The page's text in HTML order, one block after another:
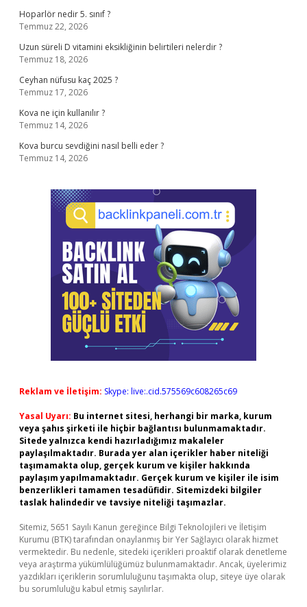
Hoparlör nedir 5. sınıf ?
Temmuz 22, 2026
Uzun süreli D vitamini eksikliğinin belirtileri nelerdir ?
Temmuz 18, 2026
Ceyhan nüfusu kaç 2025 ?
Temmuz 17, 2026
Kova ne için kullanılır ?
Temmuz 14, 2026
Kova burcu sevdiğini nasıl belli eder ?
Temmuz 14, 2026
Reklam ve İletişim: Skype: live:.cid.575569c608265c69
Yasal Uyarı: Bu internet sitesi, herhangi bir marka, kurum
veya şahıs şirketi ile hiçbir bağlantısı bulunmamaktadır.
Sitede yalnızca kendi hazırladığımız makaleler
paylaşılmaktadır. Burada yer alan içerikler haber niteliği
taşımamakta olup, gerçek kurum ve kişiler hakkında
paylaşım yapılmamaktadır. Gerçek kurum ve kişiler ile isim
benzerlikleri tamamen tesadüfidir. Sitemizdeki bilgiler
taslak halindedir ve tavsiye niteliği taşımazlar.
Sitemiz, 5651 Sayılı Kanun gereğince Bilgi Teknolojileri ve İletişim
Kurumu (BTK) tarafından onaylanmış bir Yer Sağlayıcı olarak hizmet
vermektedir. Bu nedenle, sitedeki içerikleri proaktif olarak denetleme
veya araştırma yükümlülüğümüz bulunmamaktadır. Ancak, üyelerimiz
yazdıkları içeriklerin sorumluluğunu taşımakta olup, siteye üye olarak
bu sorumluluğu kabul etmiş sayılırlar.